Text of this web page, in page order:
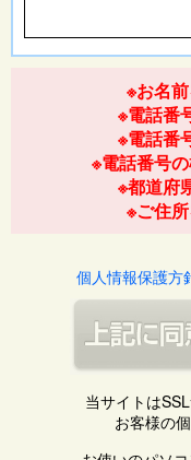
※お名
※電話番
※電話番
※電話番号
※都道府
※ご住
個人情報保護方
当サイトは
お客様の